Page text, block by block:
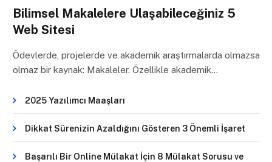
Bilimsel Makalelere Ulaşabileceğiniz 5
Web Sitesi
Ödevlerde, projelerde ve akademik araştırmalarda olmazsa
olmaz bir kaynak: Makaleler. Özellikle akademik…
2025 Yazılımcı Maaşları
Dikkat Sürenizin Azaldığını Gösteren 3 Önemli İşaret
Başarılı Bir Online Mülakat İçin 8 Mülakat Sorusu ve